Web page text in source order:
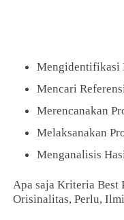
Mengidentifikasi
Mencari
Merencanakan
Melaksanakan
Menganalisis
Apa saja Kriteria Best
Orisinalitas, Perlu,